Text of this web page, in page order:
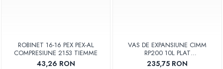
ROBINET 16-16 PEX PEX-AL
COMPRESIUNE 2153 TIEMME
43,26 RON
VAS DE EXPANSIUNE CIMM
RP200 10L PLAT
DREPTUNGHIULAR CM9110
235,75 RON